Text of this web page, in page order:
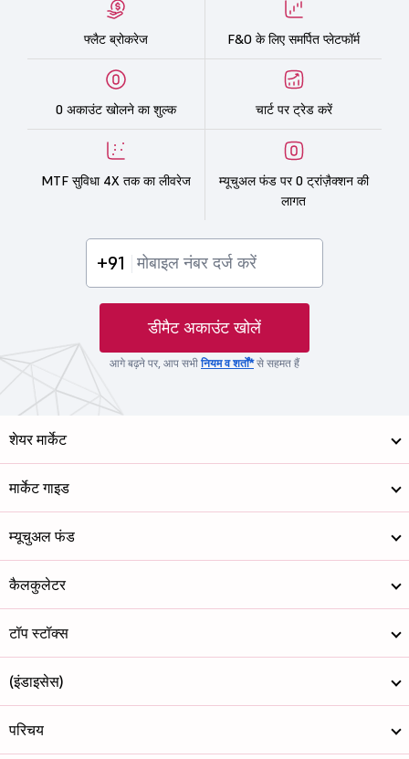
फ्लैट ब्रोकरेज F&O के लिए समर्पित प्लेटफॉर्म
0 अकाउंट खोलने का शुल्क चार्ट पर ट्रेड करें
MTF सुविधा 4X तक का लीवरेज
म्यूचुअल फंड पर 0 ट्रांज़ैक्शन की
लागत
+91
डीमैट अकाउंट खोलें
आगे बढ़ने पर, आप सभीनियम व शर्तों*से सहमत हैं
शेयर मार्केट
मार्केट गाइड
म्यूचुअल फंड
कैलकुलेटर
टॉप स्टॉक्स
(इंडाइसेस)
परिचय